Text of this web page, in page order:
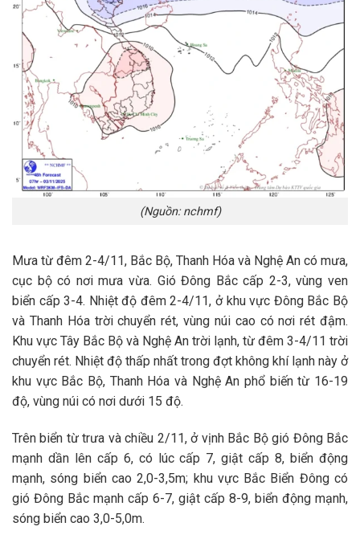
(Nguồn: nchmf)
Mưa từ đêm 2-4/11, Bắc Bộ, Thanh Hóa và Nghệ An có mưa,
cục bộ có nơi mưa vừa. Gió Đông Bắc cấp 2-3, vùng ven
biển cấp 3-4. Nhiệt độ đêm 2-4/11, ở khu vực Đông Bắc Bộ
và Thanh Hóa trời chuyển rét, vùng núi cao có nơi rét đậm.
Khu vực Tây Bắc Bộ và Nghệ An trời lạnh, từ đêm 3-4/11 trời
chuyển rét. Nhiệt độ thấp nhất trong đợt không khí lạnh này ở
khu vực Bắc Bộ, Thanh Hóa và Nghệ An phổ biến từ 16-19
độ, vùng núi có nơi dưới 15 độ.
Trên biển từ trưa và chiều 2/11, ở vịnh Bắc Bộ gió Đông Bắc
mạnh dần lên cấp 6, có lúc cấp 7, giật cấp 8, biển động
mạnh, sóng biển cao 2,0-3,5m; khu vực Bắc Biển Đông có
gió Đông Bắc mạnh cấp 6-7, giật cấp 8-9, biển động mạnh,
sóng biển cao 3,0-5,0m.